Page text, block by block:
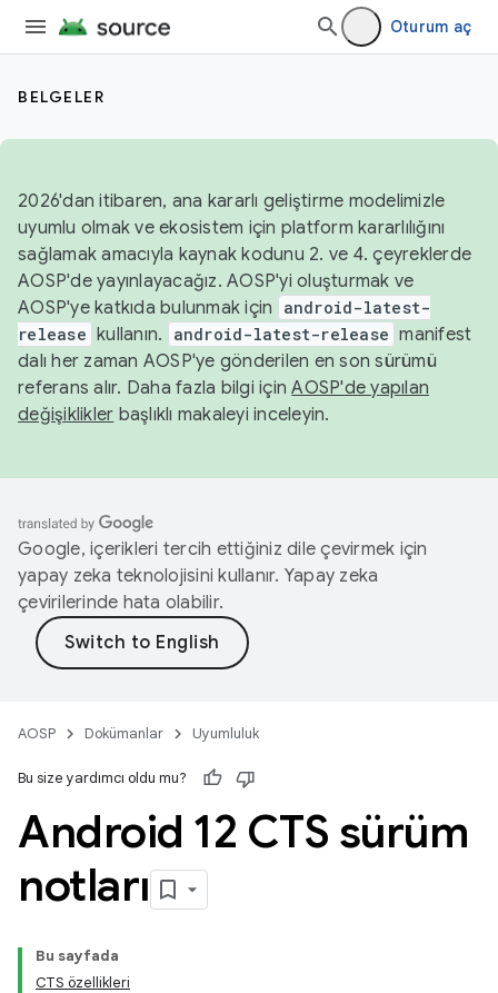
Oturum aç
BELGELER
2026'dan itibaren, ana kararlı geliştirme modelimizle
uyumlu olmak ve ekosistem için platform kararlılığını
sağlamak amacıyla kaynak kodunu 2. ve 4. çeyreklerde
AOSP'de yayınlayacağız. AOSP'yi oluşturmak ve
AOSP'ye katkıda bulunmak için
android-latest-
release kullanın. android-latest-release manifest
dalı her zaman AOSP'ye gönderilen en son sürümü
referans alır. Daha fazla bilgi içinAOSP'de yapılan
değişiklikler başlıklı makaleyi inceleyin.
Google, içerikleri tercih ettiğiniz dile çevirmek için
yapay zeka teknolojisini kullanır. Yapay zeka
çevirilerinde hata olabilir.
AOSP Dokümanlar Uyumluluk
Bu size yardımcı oldu mu?
Android 12 CTS sürüm
notları
Bu sayfada
CTS özellikleri